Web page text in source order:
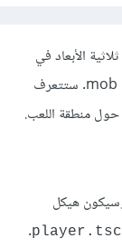
الأبعاد في
محرك الألعاب جودو، حيث سنطلق على كل عدو اسم mob. ستتعرف
منطقة اللعب.
هيكل
.